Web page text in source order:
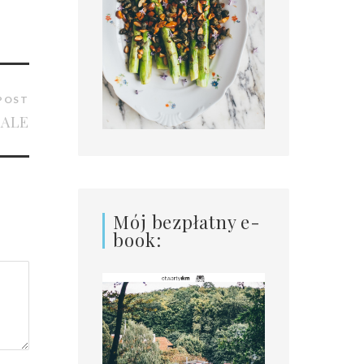
Mój bezpłatny e-
book: